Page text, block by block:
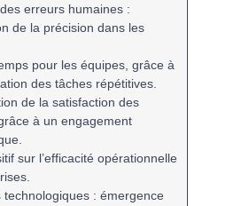
erreurs humaines :
de la précision dans les
pour les équipes, grâce à
des tâches répétitives.
de lasatisfaction des
à un engagement
sur l’efficacité opérationnelle
technologiques : émergence